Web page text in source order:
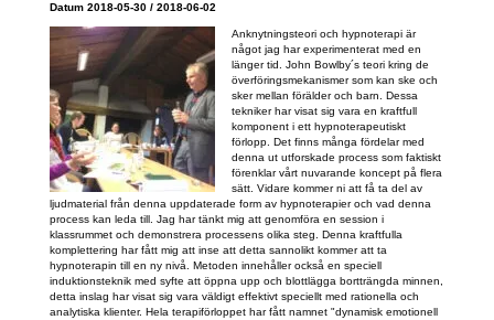
Datum 2018-05-30 / 2018-06-02
Anknytningsteori och hypnoterapi är
något jag har experimenterat med en
länger tid. John Bowlby´s teori kring de
överföringsmekanismer som kan ske och
sker mellan förälder och barn. Dessa
tekniker har visat sig vara en kraftfull
komponent i ett hypnoterapeutiskt
förlopp. Det finns många fördelar med
denna ut utforskade process som faktiskt
förenklar vårt nuvarande koncept på flera
sätt. Vidare kommer ni att få ta del av
ljudmaterial från denna uppdaterade form av hypnoterapier och vad denna
process kan leda till. Jag har tänkt mig att genomföra en session i
klassrummet och demonstrera processens olika steg. Denna kraftfulla
komplettering har fått mig att inse att detta sannolikt kommer att ta
hypnoterapin till en ny nivå. Metoden innehåller också en speciell
induktionsteknik med syfte att öppna upp och blottlägga bortträngda minnen,
detta inslag har visat sig vara väldigt effektivt speciellt med rationella och
analytiska klienter. Hela terapiförloppet har fått namnet "dynamisk emotionell